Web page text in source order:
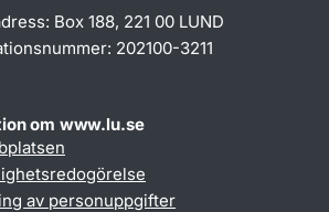
Box 188, 221 00 LUND
202100-3211
om www.lu.se
av personuppgifter